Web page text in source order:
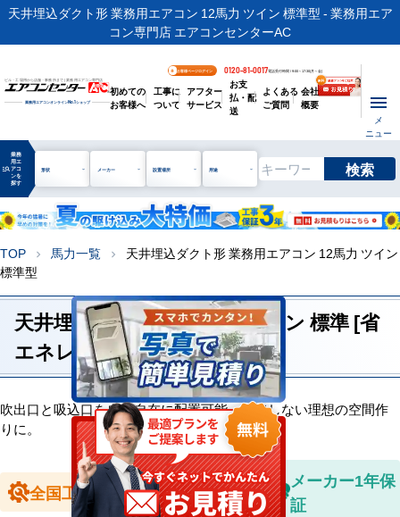
天井埋込ダクト形 業務用エアコン 12馬力 ツイン 標準型 - 業務用エア
コン専門店 エアコンセンターAC
ビル・工場用から店舗・事務所まで | 業務用エアコン専門店
業務用エアコンオンラインNo.1ショップ
お客様ページログイン 0120-81-0017電話受付時間 / 9:00～17:30(月～金)
初めての
お客様へ
工事に
ついて
アフター
サービス
お支
払・配
送
よくある
ご質問
会社
概要
メ
ニュー
manage_search
業務
用エ
アコ
ンを
探す
形状 メーカー 設置場所 用途 検索
TOP chevron_right 馬力一覧 chevron_right
天井埋込ダクト形 業務用エアコン 12馬力 ツイン
標準型
天井埋込ダクト形 12馬力 ツイン 標準 [省
エネレベル1]
吹出口と吸込口を自由自在に配置可能。妥協しない理想の空間作
りに。
全国工事対応
全国送料無
料
メーカー1年保
証